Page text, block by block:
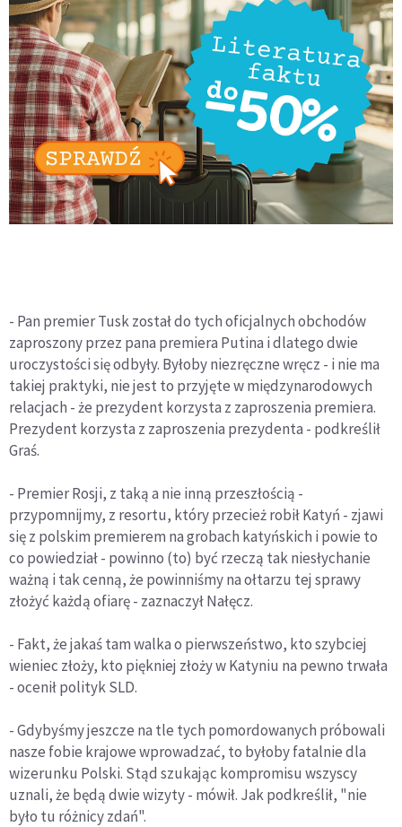
- Pan premier Tusk został do tych oficjalnych obchodów
zaproszony przez pana premiera Putina i dlatego dwie
uroczystości się odbyły. Byłoby niezręczne wręcz - i nie ma
takiej praktyki, nie jest to przyjęte w międzynarodowych
relacjach - że prezydent korzysta z zaproszenia premiera.
Prezydent korzysta z zaproszenia prezydenta - podkreślił
Graś.
- Premier Rosji, z taką a nie inną przeszłością -
przypomnijmy, z resortu, który przecież robił Katyń - zjawi
się z polskim premierem na grobach katyńskich i powie to
co powiedział - powinno (to) być rzeczą tak niesłychanie
ważną i tak cenną, że powinniśmy na ołtarzu tej sprawy
złożyć każdą ofiarę - zaznaczył Nałęcz.
- Fakt, że jakaś tam walka o pierwszeństwo, kto szybciej
wieniec złoży, kto piękniej złoży w Katyniu na pewno trwała
- ocenił polityk SLD.
- Gdybyśmy jeszcze na tle tych pomordowanych próbowali
nasze fobie krajowe wprowadzać, to byłoby fatalnie dla
wizerunku Polski. Stąd szukając kompromisu wszyscy
uznali, że będą dwie wizyty - mówił. Jak podkreślił, "nie
było tu różnicy zdań".